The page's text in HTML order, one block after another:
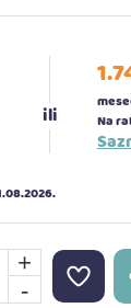
Na
+
-